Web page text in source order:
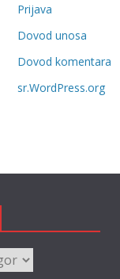
o
r
i
e
Prijava
Dovod unosa
Dovod komentara
sr.WordPress.org